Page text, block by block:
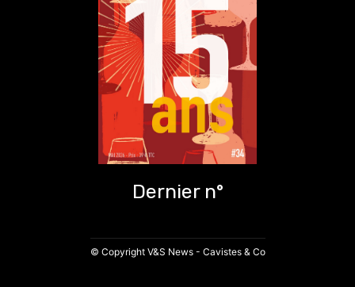
Dernier n°
© Copyright V&S News - Cavistes & Co